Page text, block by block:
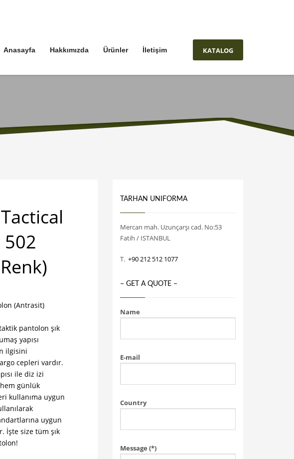
Anasayfa Hakkımızda Ürünler İletişim KATALOG
(Antrasit)
pantolon şık
yapısı
ilgisini
cepleri vardır.
ile diz izi
günlük
kullanıma uygun
uygun
İşte size tüm şık
TARHAN UNIFORMA
Mercan mah. Uzunçarşı cad. No:53
Fatih / ISTANBUL
T. +90 212 512 1077
– GET A QUOTE –
Name
E-mail
Country
Message (*)